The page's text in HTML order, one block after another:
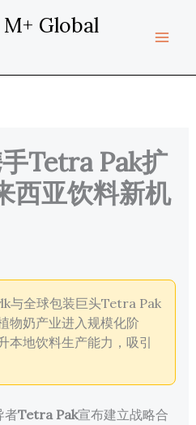
Global
Tetra Pak扩
西亚饮料新机
与全球包装巨头Tetra Pak
物奶产业进入规模化阶
本地饮料生产能力，吸引
者Tetra Pak宣布建立战略合